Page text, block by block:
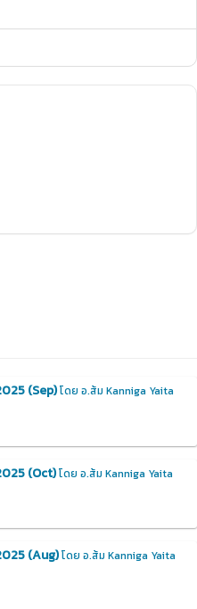
(Sep)โดย อ.ส้ม Kanniga Yaita
(Oct)โดย อ.ส้ม Kanniga Yaita
(Aug)โดย อ.ส้ม Kanniga Yaita